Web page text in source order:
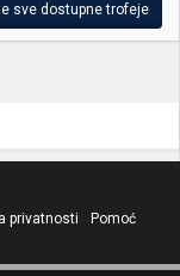
sve dostupne trofeje
privatnosti
Pomoć